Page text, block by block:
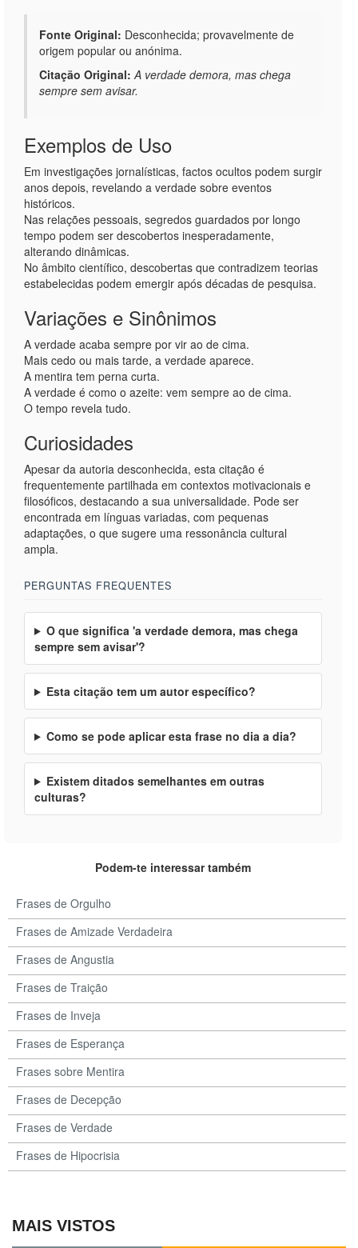
Fonte Original: Desconhecida; provavelmente de
origem popular ou anónima.
Citação Original: A verdade demora, mas chega
sempre sem avisar.
Exemplos de Uso
Em investigações jornalísticas, factos ocultos podem surgir
anos depois, revelando a verdade sobre eventos
históricos.
Nas relações pessoais, segredos guardados por longo
tempo podem ser descobertos inesperadamente,
alterando dinâmicas.
No âmbito científico, descobertas que contradizem teorias
estabelecidas podem emergir após décadas de pesquisa.
Variações e Sinônimos
A verdade acaba sempre por vir ao de cima.
Mais cedo ou mais tarde, a verdade aparece.
A mentira tem perna curta.
A verdade é como o azeite: vem sempre ao de cima.
O tempo revela tudo.
Curiosidades
Apesar da autoria desconhecida, esta citação é
frequentemente partilhada em contextos motivacionais e
filosóficos, destacando a sua universalidade. Pode ser
encontrada em línguas variadas, com pequenas
adaptações, o que sugere uma ressonância cultural
ampla.
PERGUNTAS FREQUENTES
O que significa 'a verdade demora, mas chega
sempre sem avisar'?
Esta citação tem um autor específico?
Como se pode aplicar esta frase no dia a dia?
Existem ditados semelhantes em outras
culturas?
Podem-te interessar também
Frases de Orgulho
Frases de Amizade Verdadeira
Frases de Angustia
Frases de Traição
Frases de Inveja
Frases de Esperança
Frases sobre Mentira
Frases de Decepção
Frases de Verdade
Frases de Hipocrisia
MAIS VISTOS